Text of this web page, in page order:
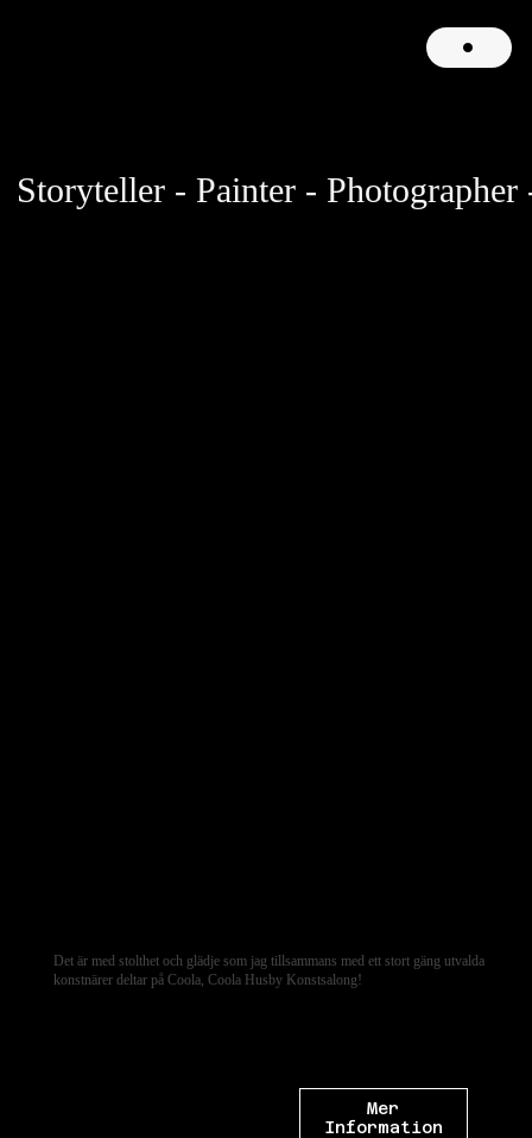
Storyteller - Painter -
Det är med stolthet och glädje som jag tillsammans med ett stort gäng utvalda
konstnärer deltar på Coola, Coola Husby Konstsalong!
Mer
Information